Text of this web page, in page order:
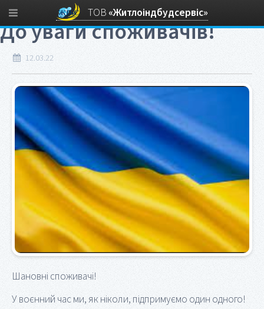
Головна Новини/ До уваги споживачів!
До уваги споживачів!
12.03.22
Шановні споживачі!
У воєнний час ми, як ніколи, підпримуємо один одного!
ТОВ «Житлоіндбудсервіс»